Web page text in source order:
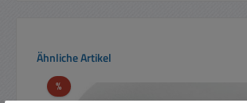
Produktgalerie überspringen
Ähnliche Artikel
%Rabatt